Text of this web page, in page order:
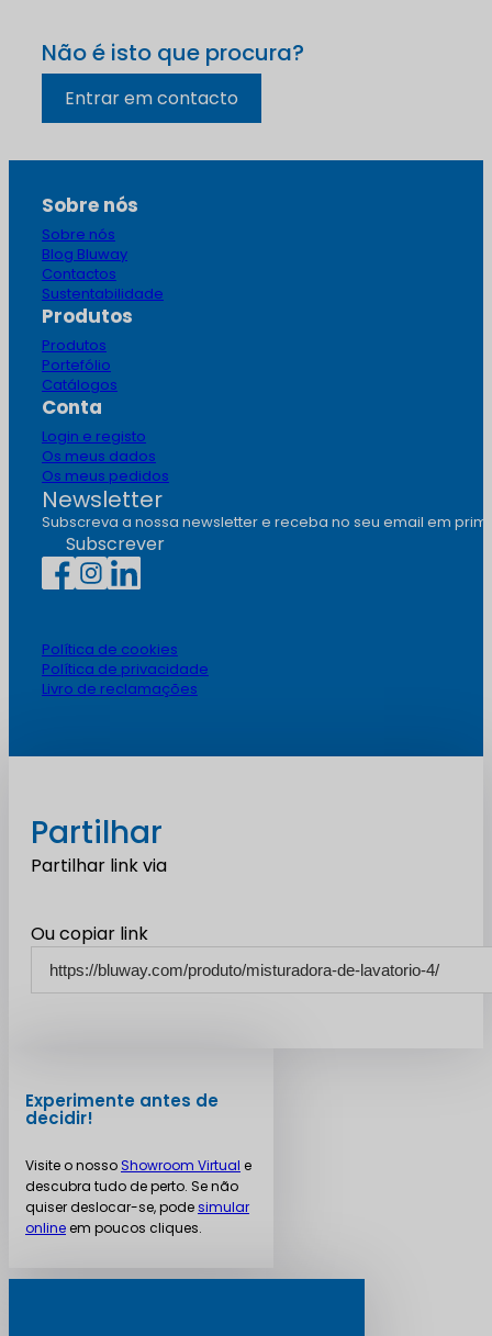
Não é isto que procura?
Entrar em contacto
Sobre nós
Sobre nós
Blog Bluway
Contactos
Sustentabilidade
Produtos
Produtos
Portefólio
Catálogos
Conta
Login e registo
Os meus dados
Os meus pedidos
Newsletter
Subscreva a nossa newsletter e receba no seu email em
Subscrever
Política de cookies
Política de privacidade
Livro de reclamações
Partilhar
Partilhar link via
Ou copiar link
Experimente antes de
decidir!
Visite o nosso Showroom Virtual e
descubra tudo de perto. Se não
quiser deslocar-se, podesimular
onlineem poucos cliques.